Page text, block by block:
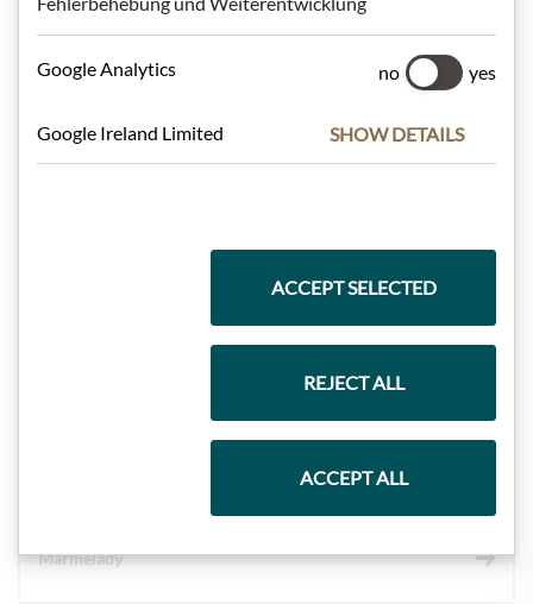
Nejlepší z našeho sortimentu
Marmelády
Google Analytics no yes
Google Ireland Limited SHOW DETAILS
ACCEPT SELECTED
REJECT ALL
ACCEPT ALL